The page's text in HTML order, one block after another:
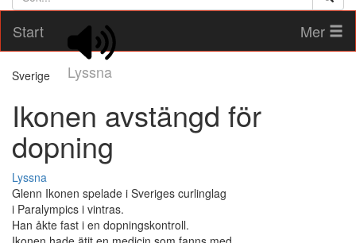
Start
Lyssna
Mer
Sverige
Ikonen avstängd för
dopning
Lyssna
Glenn Ikonen spelade i Sveriges curlinglag
i Paralympics i vintras.
Han åkte fast i en dopningskontroll.